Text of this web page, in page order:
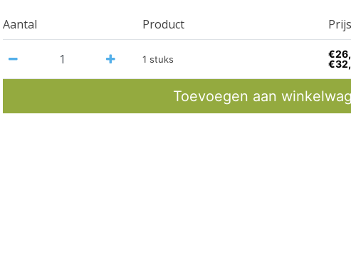
Aantal Product Prijs
1 stuks
Toevoegen aan